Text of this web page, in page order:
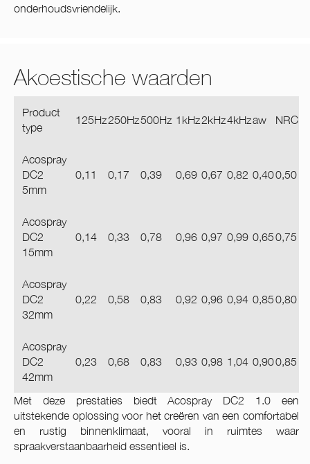
onderhoudsvriendelijk.
Akoestische waarden
Product
type
125Hz250Hz500Hz 1kHz2kHz4kHzaw NRC
Acospray
DC2
5mm
0,11 0,17 0,39 0,69 0,67 0,82 0,400,50
Acospray
DC2
15mm
0,14 0,33 0,78 0,96 0,97 0,99 0,650,75
Acospray
DC2
32mm
0,22 0,58 0,83 0,92 0,96 0,94 0,850,80
Acospray
DC2
42mm
0,23 0,68 0,83 0,93 0,98 1,04 0,900,85
Met deze prestaties biedt Acospray DC2 1.0 een
uitstekende oplossing voor het creëren van een comfortabel
en rustig binnenklimaat, vooral in ruimtes waar
spraakverstaanbaarheid essentieel is.